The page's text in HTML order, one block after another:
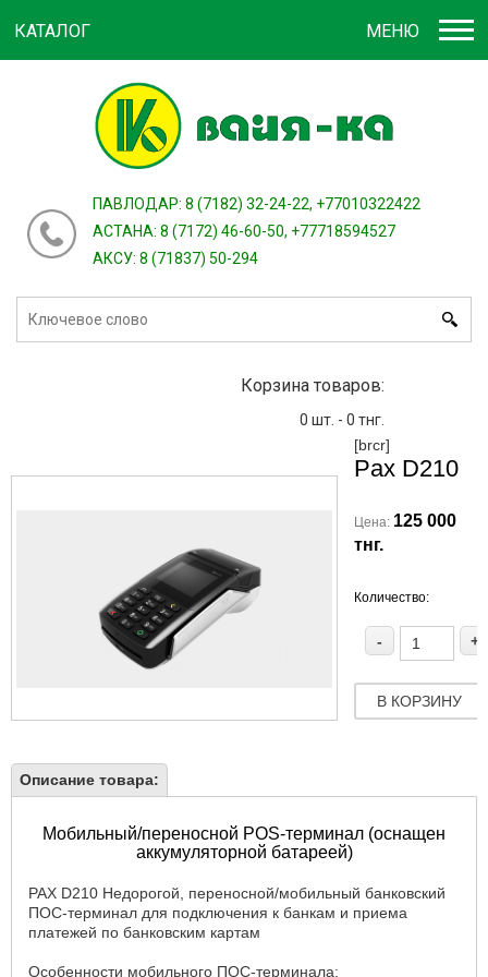
зарегистрироваться
ПАВЛОДАР: 8 (7182) 32-24-22, +77010322422
АСТАНА: 8 (7172) 46-60-50, +77718594527
АКСУ: 8 (71837) 50-294
Корзина товаров:
0 шт. - 0 тнг.
МЕНЮ
КАТАЛОГ
[brcr]
Pax D210
Цена: 125 000
тнг.
Количество:
+
-
В КОРЗИНУ
Описание товара:
Мобильный/переносной POS-терминал (оснащен
аккумуляторной батареей)
PAX D210 Недорогой, переносной/мобильный банковский
ПОС-терминал для подключения к банкам и приема
платежей по банковским картам
Особенности мобильного ПОС-терминала: